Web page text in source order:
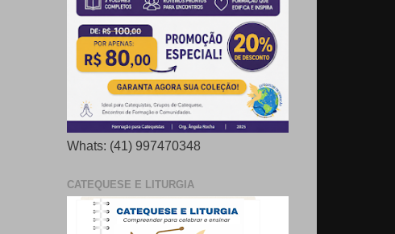
Whats: (41) 997470348
CATEQUESE E LITURGIA